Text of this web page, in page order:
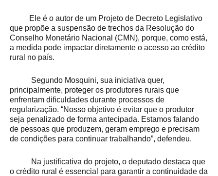
Ele é o autor de um Projeto de Decreto Legislativo
que propõe a suspensão de trechos da Resolução do
Conselho Monetário Nacional (CMN), porque, como está,
a medida pode impactar diretamente o acesso ao crédito
rural no país.
Segundo Mosquini, sua iniciativa quer,
principalmente, proteger os produtores rurais que
enfrentam dificuldades durante processos de
regularização. “Nosso objetivo é evitar que o produtor
seja penalizado de forma antecipada. Estamos falando
de pessoas que produzem, geram emprego e precisam
de condições para continuar trabalhando”, defendeu.
Na justificativa do projeto, o deputado destaca que
o crédito rural é essencial para garantir a continuidade da